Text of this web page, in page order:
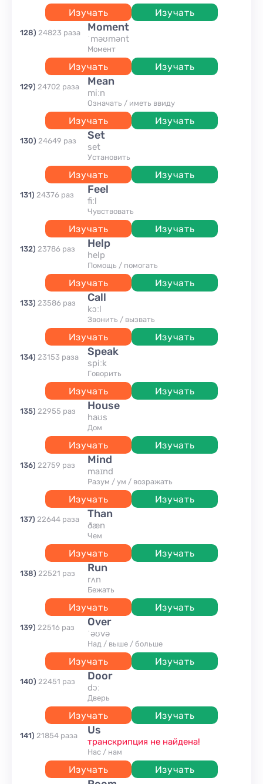
Изучать Изучать
128) 24823 раза moment
ˈməʊmənt
момент
Изучать Изучать
129) 24702 раза mean
miːn
означать / иметь ввиду
Изучать Изучать
130) 24649 раз set
set
установить
Изучать Изучать
131) 24376 раз feel
fiːl
чувствовать
Изучать Изучать
132) 23786 раз help
help
помощь / помогать
Изучать Изучать
133) 23586 раз call
kɔːl
звонить / вызвать
Изучать Изучать
134) 23153 раза speak
spiːk
говорить
Изучать Изучать
135) 22955 раз house
haʊs
дом
Изучать Изучать
136) 22759 раз mind
maɪnd
разум / ум / возражать
Изучать Изучать
137) 22644 раза than
ðæn
чем
Изучать Изучать
138) 22521 раз run
rʌn
бежать
Изучать Изучать
139) 22516 раз over
ˈəʊvə
над / выше / больше
Изучать Изучать
140) 22451 раз door
dɔː
дверь
Изучать Изучать
141) 21854 раза us
транскрипция не найдена!
нас / нам
Изучать Изучать